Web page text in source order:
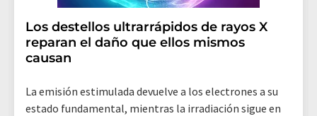
Los destellos ultrarrápidos de rayos X
reparan el daño que ellos mismos
causan
La emisión estimulada devuelve a los electrones a su
estado fundamental, mientras la irradiación sigue en